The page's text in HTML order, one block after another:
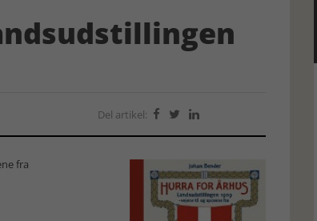
Del artikel:   
fra